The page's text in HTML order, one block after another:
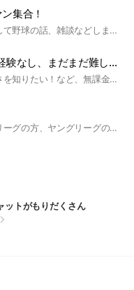
集合！
ホークスが好きな方是非参加して野球の話、雑談などしましょう！ ＃ホークス ＃ソフトバンク＃NPB＃プロ野球＃福岡＃ソフトバンクホークス
プロスピ初心者(リアタイ経験なし、まだまだ難しい方限定)&無課金勢
プロスピを初めてもっと面白さを知りたい！など、無課金勢ならではの楽しみなどをおしゃべりしていくようなとこです。みんな初心者なのでほっこりした感じでいきましょう！プロ野球についてもお話しましょうね！(荒らしは絶対NG)ちなみに管理人はシルバーランクで弱いです
ボーイズリーグの方、リトルリーグの方、ヤングリーグの方、ポニーリーグの方、フレッシュリーグの方、ジャパンリーグの方、どこのリーグでも大歓迎❗ #硬式野球 #中学生硬式 #ボーイズ #リトルシニア #ヤング #ポニー #フレッシュ #ジャパン #ボーイズリーグ #リトルリーグ #ヤングリーグ #ポニーリーグ #フレッシュリーグ #ジャパンリーグ
ットがもりだくさん